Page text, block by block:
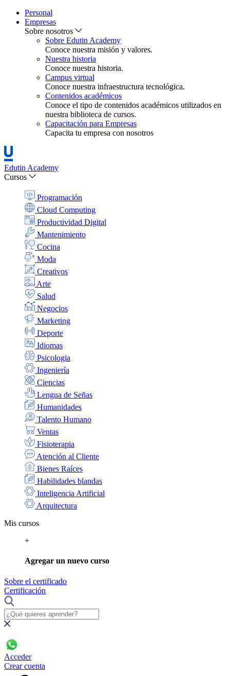
Personal
Empresas
Sobre nosotros
Sobre Edutin Academy
Conoce nuestra misión y valores.
Nuestra historia
Conoce nuestra historia.
Campus virtual
Conoce nuestra infraestructura tecnológica.
Contenidos académicos
Conoce el tipo de contenidos académicos utilizados en
nuestra biblioteca de cursos.
Capacitación para Empresas
Capacita tu empresa con nosotros
Edutin Academy
Cursos
Programación
Cloud Computing
Productividad Digital
Mantenimiento
Cocina
Moda
Creativos
Arte
Salud
Negocios
Marketing
Deporte
Idiomas
Psicologia
Ingeniería
Ciencias
Lengua de Señas
Humanidades
Talento Humano
Ventas
Fisioterapia
Atención al Cliente
Bienes Raíces
Habilidades blandas
Inteligencia Artificial
Arquitectura
Mis cursos
+
Agregar un nuevo curso
Sobre el certificado
Certificación
Acceder
Crear cuenta